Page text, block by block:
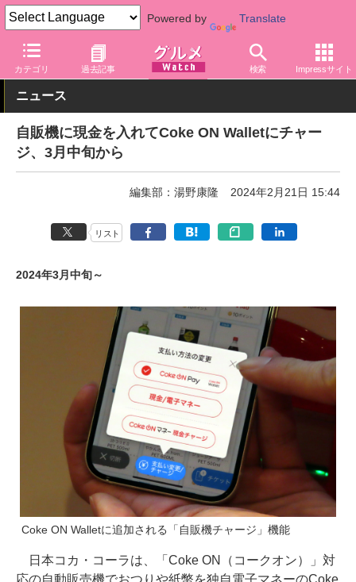
Powered by Translate
カテゴリ 過去記事 検索 Impressサイト
グルメ Watch メーカー 飲料・アルコール コカ・コーラ
ニュース
自販機に現金を入れてCoke ON Walletにチャー
ジ、3月中旬から
編集部：湯野康隆 2024年2月21日 15:44
リスト
2024年3月中旬～
Coke ON Walletに追加される「自販機チャージ」機能
日本コカ・コーラは、「Coke ON（コークオン）」対